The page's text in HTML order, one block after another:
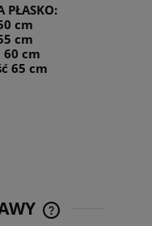
PŁASKO:
cm
cm
60 cm
65 cm
CENA NIE